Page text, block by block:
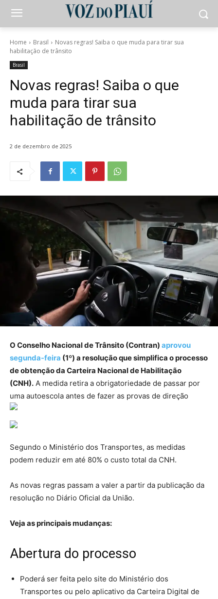
Home Brasil
Novas regras! Saiba o que muda para tirar sua
habilitação de trânsito
Brasil
Novas regras! Saiba o que
muda para tirar sua
habilitação de trânsito
2 de dezembro de 2025
O Conselho Nacional de Trânsito (Contran) aprovou
segunda-feira (1º) a resolução que simplifica o processo
de obtenção da Carteira Nacional de Habilitação
(CNH). A medida retira a obrigatoriedade de passar por
uma autoescola antes de fazer as provas de direção
Segundo o Ministério dos Transportes, as medidas
podem reduzir em até 80% o custo total da CNH.
As novas regras passam a valer a partir da publicação da
resolução no Diário Oficial da União.
Veja as principais mudanças:
Abertura do processo
Poderá ser feita pelo site do Ministério dos
Transportes ou pelo aplicativo da Carteira Digital de